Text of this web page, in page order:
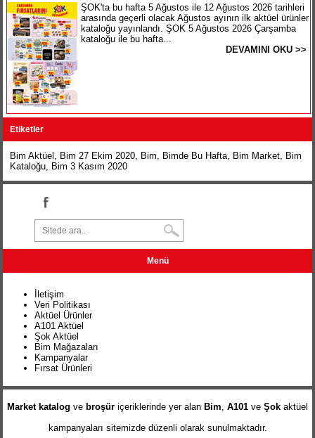
ŞOK'ta bu hafta 5 Ağustos ile 12 Ağustos 2026 tarihleri
arasında geçerli olacak Ağustos ayının ilk aktüel ürünler
kataloğu yayınlandı. ŞOK 5 Ağustos 2026 Çarşamba
kataloğu ile bu hafta...
DEVAMINI OKU >>
Etiketler
Bim Aktüel , Bim 27 Ekim 2020, Bim, Bimde Bu Hafta, Bim Market, Bim
Kataloğu, Bim 3 Kasım 2020
Menü
İletişim
Veri Politikası
Aktüel Ürünler
A101 Aktüel
Şok Aktüel
Bim Mağazaları
Kampanyalar
Fırsat Ürünleri
Market katalog ve broşür içeriklerinde yer alan Bim, A101 ve Şok aktüel
kampanyaları sitemizde düzenli olarak sunulmaktadır.